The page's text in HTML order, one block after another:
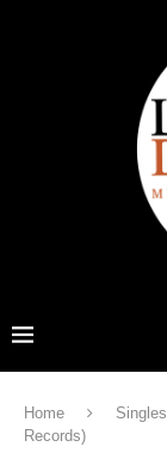
Home Singles
Records)